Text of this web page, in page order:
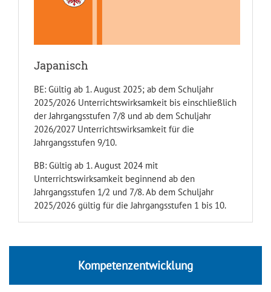
Japanisch
BE: Gültig ab 1. August 2025; ab dem Schuljahr
2025/2026 Unterrichtswirksamkeit bis einschließlich
der Jahrgangsstufen 7/8 und ab dem Schuljahr
2026/2027 Unterrichtswirksamkeit für die
Jahrgangsstufen 9/10.
BB: Gültig ab 1. August 2024 mit
Unterrichtswirksamkeit beginnend ab den
Jahrgangsstufen 1/2 und 7/8. Ab dem Schuljahr
2025/2026 gültig für die Jahrgangsstufen 1 bis 10.
Kompetenzentwicklung